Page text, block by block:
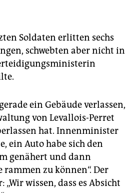
Soldaten erlitten sechs
schwebten aber nicht in
ein Gebäude verlassen,
von Levallois-Perret
hat. Innenminister
ein Auto habe sich den
genähert und dann
rammen zu können“. Der
wissen, dass es Absicht